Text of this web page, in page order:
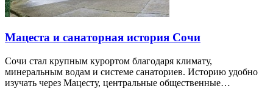
Мацеста и санаторная история Сочи
Сочи стал крупным курортом благодаря климату,
минеральным водам и системе санаториев. Историю удобно
изучать через Мацесту, центральные общественные…